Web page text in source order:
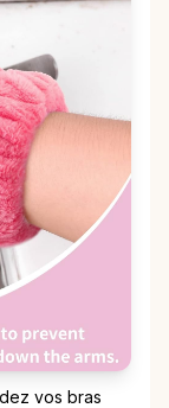
vos bras